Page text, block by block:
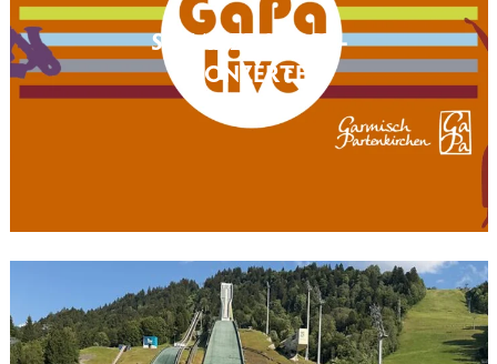
SCHANZENTISCH-
KONZERTE